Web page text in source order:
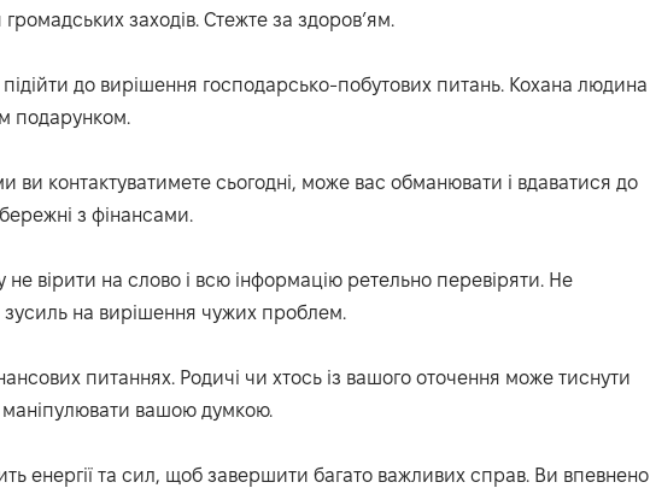
громадських заходів. Стежте за здоров’ям.
до вирішення господарсько-побутових питань. Кохана людина
подарунком.
ви контактуватимете сьогодні, може вас обманювати і вдаватися до
з фінансами.
не вірити на слово і всю інформацію ретельно перевіряти. Не
зусиль на вирішення чужих проблем.
питаннях. Родичі чи хтось із вашого оточення може тиснути
вашою думкою.
енергії та сил, щоб завершити багато важливих справ. Ви впевнено